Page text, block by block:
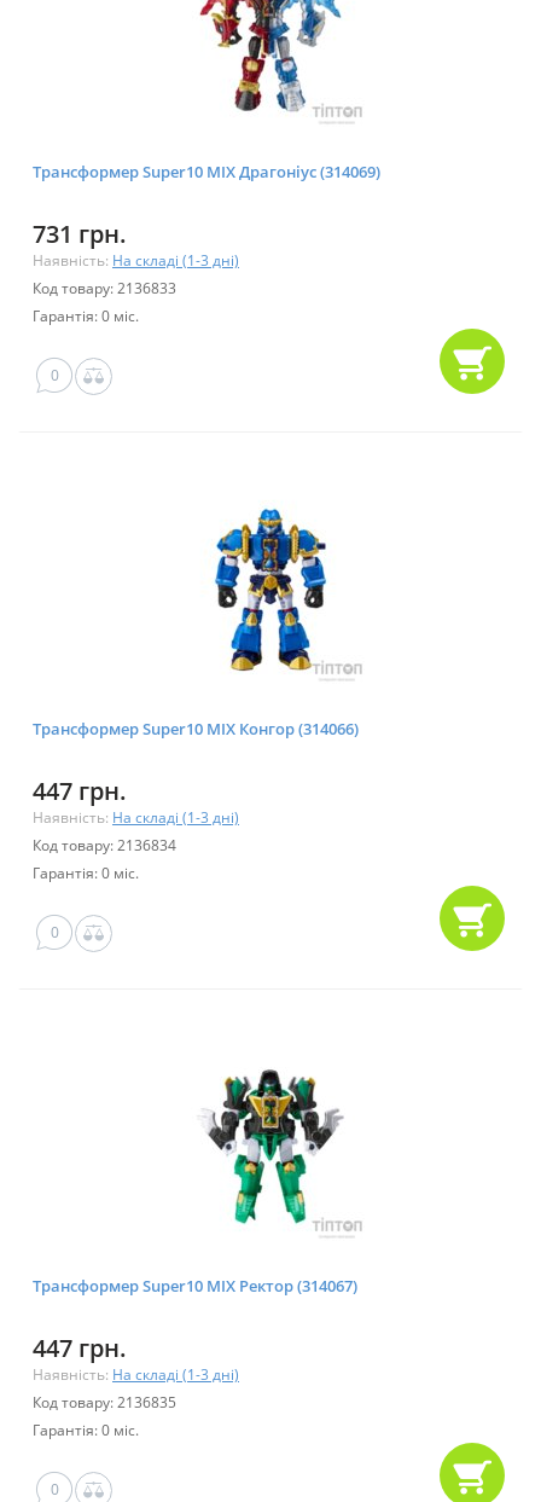
Трансформер Super10 MIX Драгоніус (314069)
731 грн.
Наявність: На складі (1-3 дні)
Код товару: 2136833
Гарантія: 0 міс.
0
Трансформер Super10 MIX Конгор (314066)
447 грн.
Наявність: На складі (1-3 дні)
Код товару: 2136834
Гарантія: 0 міс.
0
Трансформер Super10 MIX Ректор (314067)
447 грн.
Наявність: На складі (1-3 дні)
Код товару: 2136835
Гарантія: 0 міс.
0